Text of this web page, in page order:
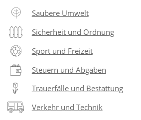
Saubere Umwelt
Sicherheit und Ordnung
Sport und Freizeit
Steuern und Abgaben
Trauerfälle und Bestattung
Verkehr und Technik